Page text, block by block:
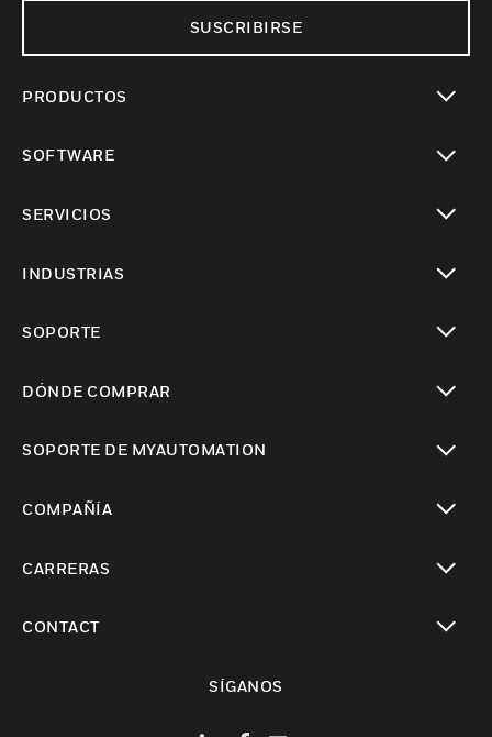
SUSCRIBIRSE
PRODUCTOS
SOFTWARE
SERVICIOS
INDUSTRIAS
SOPORTE
DÓNDE COMPRAR
SOPORTE DE MYAUTOMATION
COMPAÑÍA
CARRERAS
CONTACT
SÍGANOS